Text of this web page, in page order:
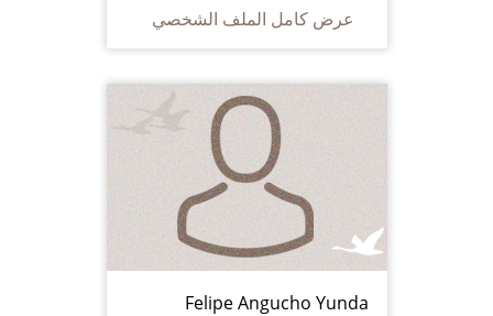
عرض كامل الملف الشخصي
Felipe Angucho Yunda